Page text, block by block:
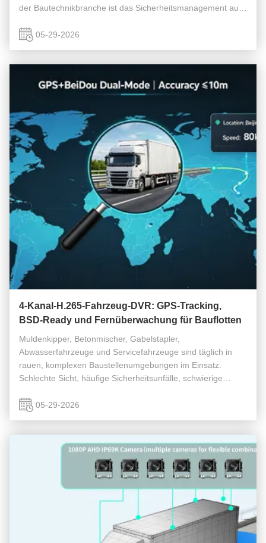
der Bautechnikbranche ist das Sicherheitsmanagement auf
„manuellen Inspektion“ ...
05-29-2026
4-Kanal-H.265-Fahrzeug-DVR: GPS-Tracking,
BSD-Ready und Fernüberwachung für Bauflotten
Muldenkipper, Betonmischer, Gabelstapler,
Abwasserfahrzeuge und Servicefahrzeuge sind täglich in
rauen, komplexen Baustellenumgebungen im Einsatz.
Schlechte Sicht, häufige Sicherheitsunfälle, schwierige
Flotte und instabile herkömmliche ...
05-29-2026